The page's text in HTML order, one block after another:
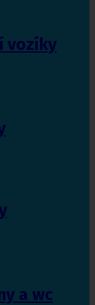
vozíky
a wc